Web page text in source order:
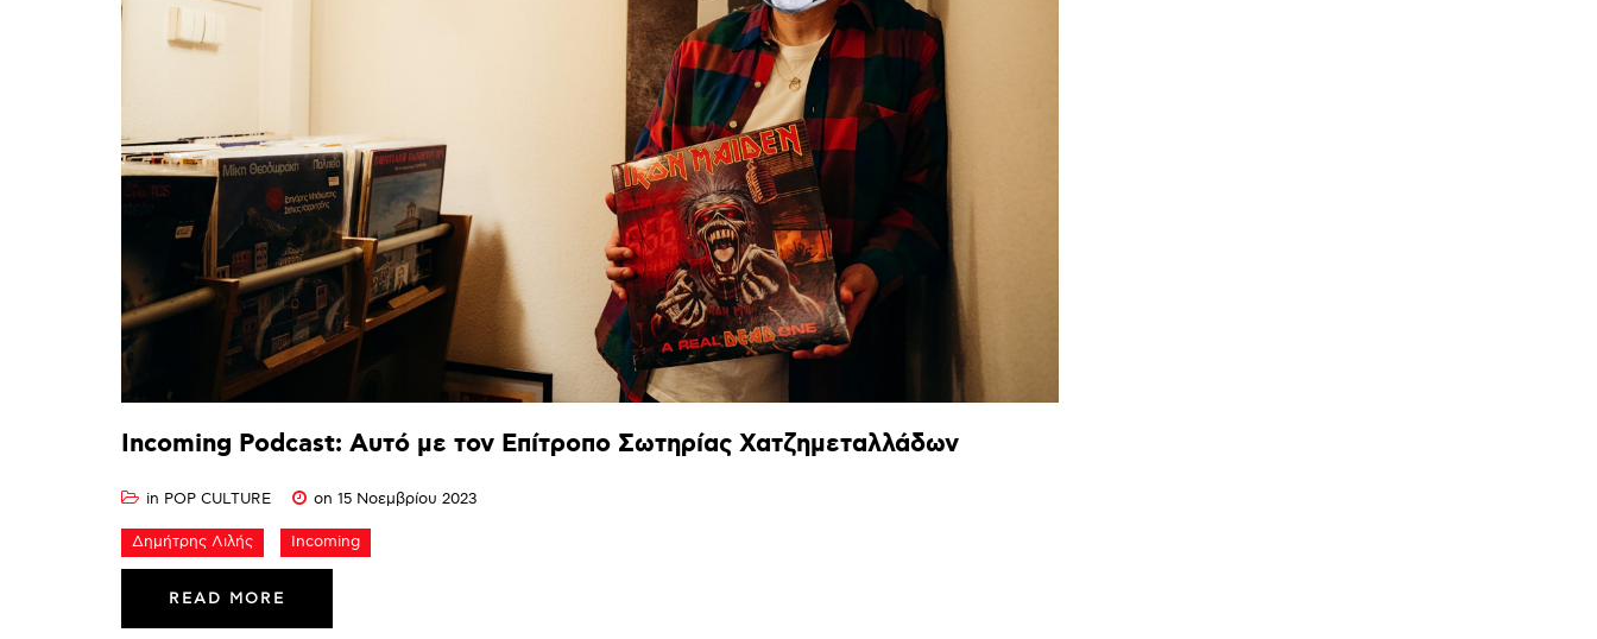
Incoming Podcast: Αυτό με τον Επίτροπο Σωτηρίας Χατζημεταλλάδων
in POP CULTURE on 15 Νοεμβρίου 2023
Δημήτρης Λιλής Incoming
READ MORE